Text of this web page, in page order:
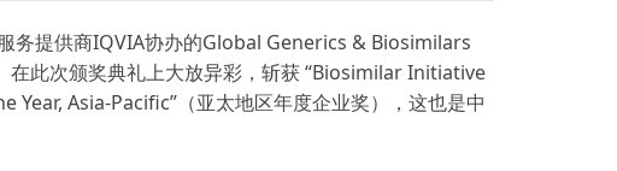
务提供商IQVIA协办的Global Generics & Biosimilars
此次颁奖典礼上大放异彩，斩获 “Biosimilar Initiative
Asia-Pacific”（亚太地区年度企业奖），这也是中